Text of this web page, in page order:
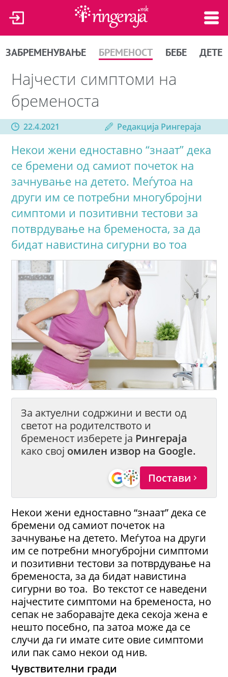
ЗАБРЕМЕНУВАЊЕ БРЕМЕНОСТ БЕБЕ ДЕТЕ
Најчести симптоми на
бременоста
22.4.2021 Редакција Рингераја
Некои жени едноставно “знаат” дека
се бремени од самиот почеток на
зачнување на детето. Меѓутоа на
други им се потребни многубројни
симптоми и позитивни тестови за
потврдување на бременоста, за да
бидат навистина сигурни во тоа
За актуелни содржини и вести од
светот на родителството и
бременост изберете ја Рингераја
како свој омилен извор на Google.
Постави
Некои жени едноставно “знаат” дека се
бремени од самиот почеток на
зачнување на детето. Меѓутоа на други
им се потребни многубројни симптоми
и позитивни тестови за потврдување на
бременоста, за да бидат навистина
сигурни во тоа. Во текстот се наведени
најчестите симптоми на бременоста, но
сепак не заборавајте дека секоја жена е
нешто посебно, па затоа може да се
случи да ги имате сите овие симптоми
или пак само некои од нив.
Чувствителни гради